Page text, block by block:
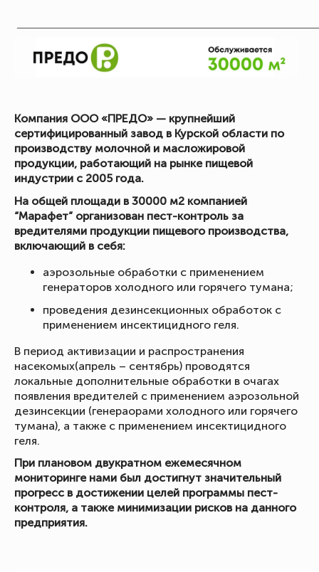
Компания ООО «ПРЕДО» — крупнейший
сертифицированный завод в Курской области по
производству молочной и масложировой
продукции, работающий на рынке пищевой
индустрии с 2005 года.
На общей площади в 30000 м2 компанией
“Марафет” организован пест-контроль за
вредителями продукции пищевого производства,
включающий в себя:
аэрозольные обработки с применением
генераторов холодного или горячего тумана;
проведения дезинсекционных обработок с
применением инсектицидного геля.
В период активизации и распространения
насекомых(апрель – сентябрь) проводятся
локальные дополнительные обработки в очагах
появления вредителей с применением аэрозольной
дезинсекции (генераорами холодного или горячего
тумана), а также с применением инсектицидного
геля.
При плановом двукратном ежемесячном
мониторинге нами был достигнут значительный
прогресс в достижении целей программы пест-
контроля, а также минимизации рисков на данного
предприятия.